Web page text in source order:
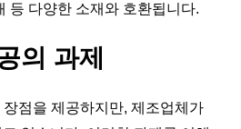
등 다양한 소재와 호환됩니다.
의 과제
점을 제공하지만, 제조업체가